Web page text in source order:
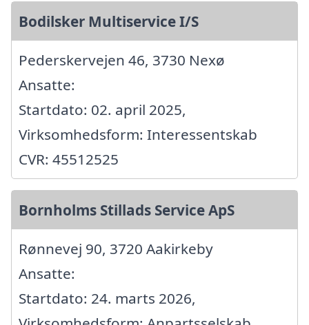
Bodilsker Multiservice I/S
Pederskervejen 46, 3730 Nexø
Ansatte:
Startdato: 02. april 2025,
Virksomhedsform: Interessentskab
CVR: 45512525
Bornholms Stillads Service ApS
Rønnevej 90, 3720 Aakirkeby
Ansatte:
Startdato: 24. marts 2026,